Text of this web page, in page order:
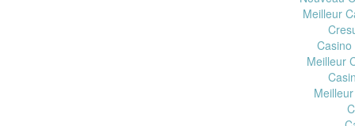
Meilleur
Meilleur